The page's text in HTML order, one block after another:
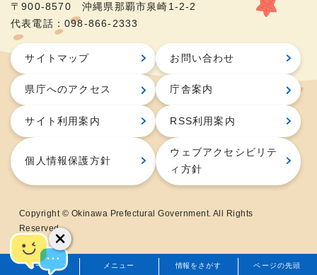
メニュー
ホーム 情報をさがす ページの先頭
〒900-8570 沖縄県那覇市泉崎1-2-2
代表電話：098-866-2333
サイトマップ お問い合わせ
県庁へのアクセス 庁舎案内
サイト利用案内 RSS利用案内
個人情報保護方針
ウェブアクセシビリテ
ィ方針
Copyright © Okinawa Prefectural Government. All Rights
Reserved.